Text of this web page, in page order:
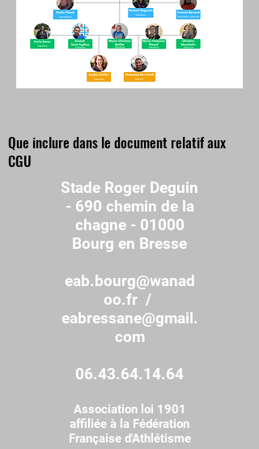
Que inclure dans le document relatif aux
CGU
Stade Roger Deguin
- 690 chemin de la
chagne - 01000
Bourg en Bresse
eab.bourg@wanad
oo.fr /
eabressane@gmail.
com
06.43.64.14.64
Association loi 1901
affiliée à la Fédération
Française d'Athlétisme